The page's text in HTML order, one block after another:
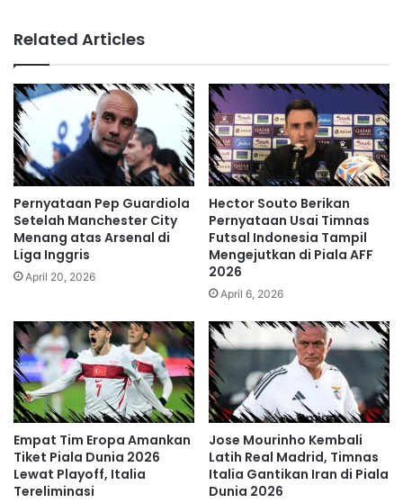
Related Articles
Pernyataan Pep Guardiola
Setelah Manchester City
Menang atas Arsenal di
Liga Inggris
April 20, 2026
Hector Souto Berikan
Pernyataan Usai Timnas
Futsal Indonesia Tampil
Mengejutkan di Piala AFF
2026
April 6, 2026
Empat Tim Eropa Amankan
Tiket Piala Dunia 2026
Lewat Playoff, Italia
Tereliminasi
Jose Mourinho Kembali
Latih Real Madrid, Timnas
Italia Gantikan Iran di Piala
Dunia 2026